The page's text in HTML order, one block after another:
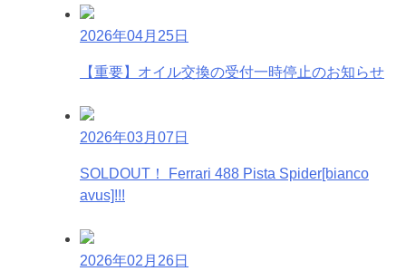
2026年04月25日
【重要】オイル交換の受付一時停止のお知らせ
2026年03月07日
SOLDOUT！ Ferrari 488 Pista Spider[bianco
avus]!!!
2026年02月26日